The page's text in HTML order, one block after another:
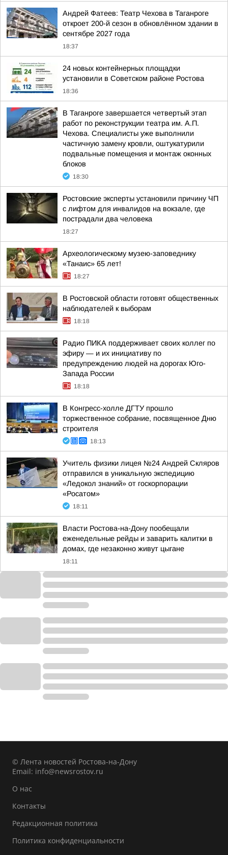
Андрей Фатеев: Театр Чехова в Таганроге
откроет 200-й сезон в обновлённом здании в
сентябре 2027 года
18:37
24 новых контейнерных площадки
установили в Советском районе Ростова
18:36
В Таганроге завершается четвертый этап
работ по реконструкции театра им. А.П.
Чехова. Специалисты уже выполнили
частичную замену кровли, оштукатурили
подвальные помещения и монтаж оконных
блоков
18:30
Ростовские эксперты установили причину ЧП
с лифтом для инвалидов на вокзале, где
пострадали два человека
18:27
Археологическому музею-заповеднику
«Танаис» 65 лет!
18:27
В Ростовской области готовят общественных
наблюдателей к выборам
18:18
Радио ПИКА поддерживает своих коллег по
эфиру — и их инициативу по
предупреждению людей на дорогах Юго-
Запада России
18:18
В Конгресс-холле ДГТУ прошло
торжественное собрание, посвященное Дню
строителя
18:13
Учитель физики лицея №24 Андрей Скляров
отправился в уникальную экспедицию
«Ледокол знаний» от госкорпорации
«Росатом»
18:11
Власти Ростова-на-Дону пообещали
еженедельные рейды и заварить калитки в
домах, где незаконно живут цыгане
18:11
© Лента новостей Ростова-на-Дону
Email: info@newsrostov.ru
О нас
Контакты
Редакционная политика
Политика конфиденциальности